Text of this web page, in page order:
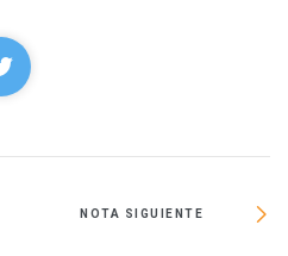
NOTA SIGUIENTE